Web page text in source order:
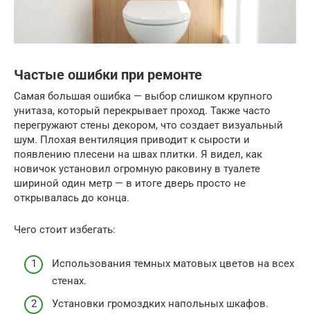
Частые ошибки при ремонте
Самая большая ошибка — выбор слишком крупного
унитаза, который перекрывает проход. Также часто
перегружают стены декором, что создает визуальный
шум. Плохая вентиляция приводит к сырости и
появлению плесени на швах плитки. Я видел, как
новичок установил огромную раковину в туалете
шириной один метр — в итоге дверь просто не
открывалась до конца.
Чего стоит избегать:
Использования темных матовых цветов на всех
стенах.
Установки громоздких напольных шкафов.